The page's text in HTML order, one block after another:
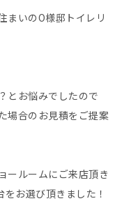
まいのO様邸トイレリ
とお悩みでしたので
場合のお見積をご提案
ールームにご来店頂き
お選び頂きました！